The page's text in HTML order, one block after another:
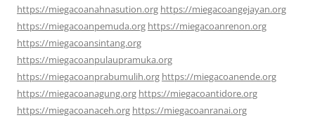
https://miegacoanahnasution.org https://miegacoangejayan.org
https://miegacoanpemuda.org https://miegacoanrenon.org
https://miegacoansintang.org
https://miegacoanpulaupramuka.org
https://miegacoanprabumulih.org https://miegacoanende.org
https://miegacoanagung.org https://miegacoantidore.org
https://miegacoanaceh.org https://miegacoanranai.org